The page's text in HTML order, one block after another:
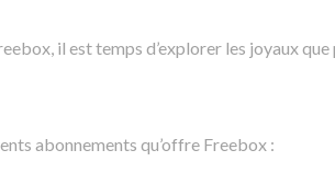
il est temps d’explorer les joyaux
abonnements qu’offre Freebox :